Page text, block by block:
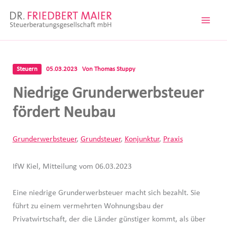
Inhalt
Steuern 05.03.2023 Von Thomas Stuppy
Niedrige Grunderwerbsteuer
fördert Neubau
Grunderwerbsteuer, Grundsteuer, Konjunktur, Praxis
IfW Kiel, Mitteilung vom 06.03.2023
Eine niedrige Grunderwerbsteuer macht sich bezahlt. Sie
führt zu einem vermehrten Wohnungsbau der
Privatwirtschaft, der die Länder günstiger kommt, als über